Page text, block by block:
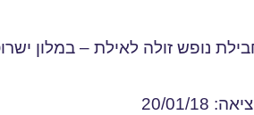
נופש זולה לאילת – במלון
20/01/18